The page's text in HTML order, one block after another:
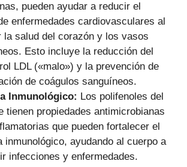
pueden ayudar a reducir el
enfermedades cardiovasculares al
la salud del corazón y los vasos
Esto incluye la reducción del
LDL («malo») y la prevención de
de coágulos sanguíneos.
Inmunológico: Los polifenoles del
tienen propiedades antimicrobianas
que pueden fortalecer el
inmunológico, ayudando al cuerpo a
infecciones y enfermedades.